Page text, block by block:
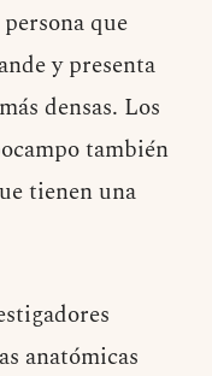
que
y presenta
densas. Los
también
tienen una
anatómicas